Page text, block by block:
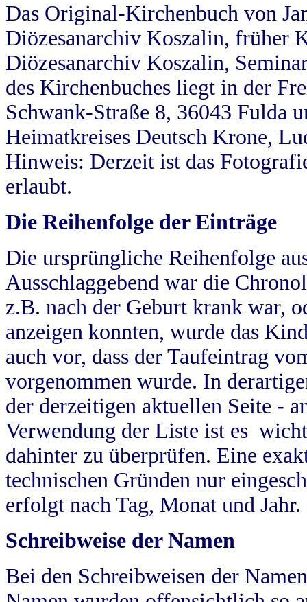
Das Original-Kirchenbuch von
Diözesanarchiv Koszalin, früher
Diözesanarchiv Koszalin,
des Kirchenbuches liegt in der
Schwank-Straße 8, 36043 Fulda
Heimatkreises Deutsch Krone,
Hinweis: Derzeit ist das
erlaubt.
Die Reihenfolge der Einträge
Die ursprüngliche Reihenfolge
Ausschlaggebend war die
z.B. nach der Geburt krank war,
anzeigen konnten, wurde das
auch vor, dass der Taufeintrag
vorgenommen wurde. In
der derzeitigen aktuellen Seite -
Verwendung der Liste ist es
dahinter zu überprüfen. Eine
technischen Gründen nur
erfolgt nach Tag, Monat und Jahr.
Schreibweise der Namen
Bei den Schreibweisen der